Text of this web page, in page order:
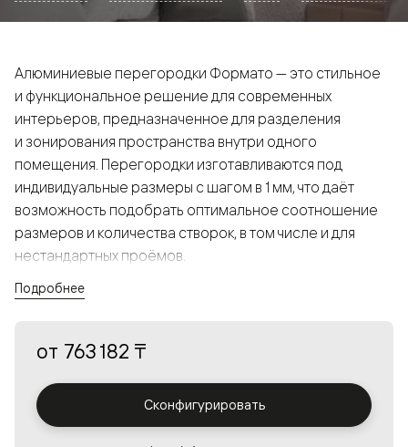
Алюминиевые перегородки Формато — это стильное
и функциональное решение для современных
интерьеров, предназначенное для разделения
и зонирования пространства внутри одного
помещения. Перегородки изготавливаются под
индивидуальные размеры с шагом в 1 мм, что даёт
возможность подобрать оптимальное соотношение
размеров и количества створок, в том числе и для
нестандартных проёмов.
а большой выбор вставок из стекла с различными
решения в интерьере и варьировать освещённость.
Подробнее
от 763 182 ₸
Сконфигурировать